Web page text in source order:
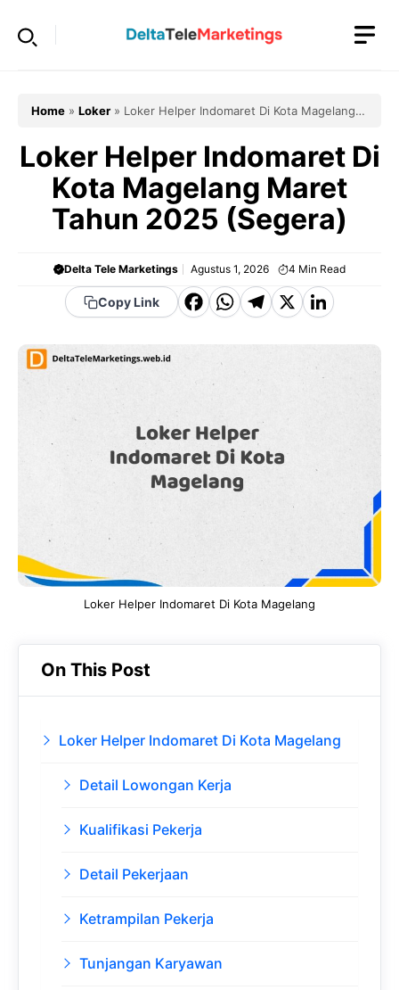
Home » Loker » Loker Helper Indomaret Di Kota Magelang
Loker Helper Indomaret Di
Kota Magelang Maret
Tahun 2025 (Segera)
Delta Tele Marketings Agustus 1, 2026 4 Min Read
Copy Link
F
e
b
o
o
k
W
a
t
s
A
p
T
g
a
m
X Li
k
e
Loker Helper Indomaret Di Kota Magelang
On This Post
Loker Helper Indomaret Di Kota Magelang
Detail Lowongan Kerja
Kualifikasi Pekerja
Detail Pekerjaan
Ketrampilan Pekerja
Tunjangan Karyawan